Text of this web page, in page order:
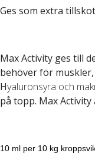
Ges som extra
Max Activity ges till
behöver för muskler,
Hyaluronsyra och
på topp. Max
10 ml per 10 kg